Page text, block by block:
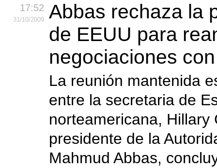
17:52
31/10/2009
Abbas rechaza la
de EEUU para
negociaciones
La reunión mantenida
entre la secretaria de
norteamericana, Hillary
presidente de la
Mahmud Abbas,